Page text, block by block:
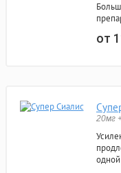
от
20мг
одной